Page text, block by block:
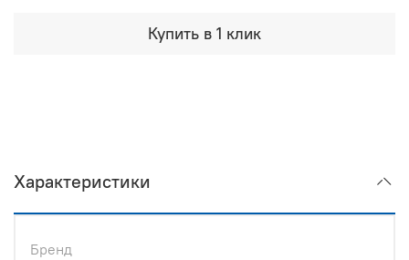
Купить в 1 клик
Характеристики
Бренд